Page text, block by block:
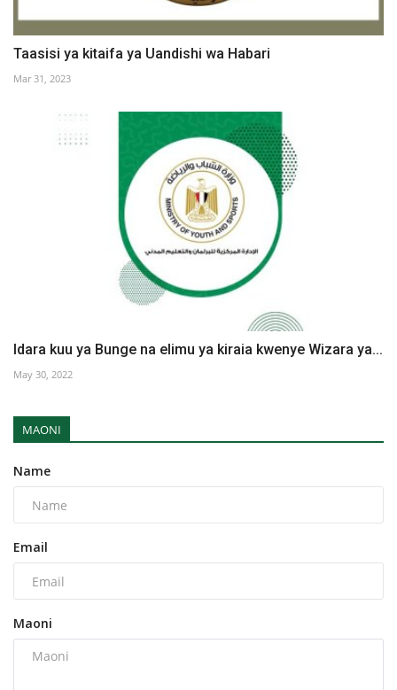
Taasisi ya kitaifa ya Uandishi wa Habari
Mar 31, 2023
Idara kuu ya Bunge na elimu ya kiraia kwenye Wizara ya...
May 30, 2022
MAONI
Name
Email
Maoni